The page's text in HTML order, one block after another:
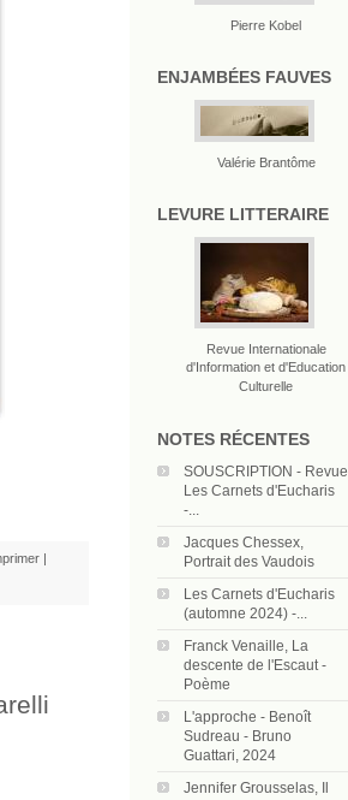
Pierre Kobel
ENJAMBÉES FAUVES
Valérie Brantôme
LEVURE LITTERAIRE
Revue Internationale
d'Information et d'Education
Culturelle
NOTES RÉCENTES
SOUSCRIPTION - Revue
Les Carnets d'Eucharis
-...
Jacques Chessex,
Portrait des Vaudois
Les Carnets d'Eucharis
(automne 2024) -...
Franck Venaille, La
descente de l'Escaut -
Poème
L'approche - Benoît
Sudreau - Bruno
Guattari, 2024
Jennifer Grousselas, Il
|